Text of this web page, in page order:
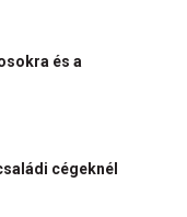
és a
cégeknél